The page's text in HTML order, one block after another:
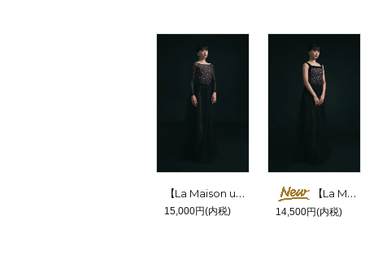
【La Maison unoa-Look 03／Ecrin-】Sleeve & No sleeve design
15,000円(内税)
【La Maison unoa-Look 03／Ecrin-】Pique design
14,500円(内税)